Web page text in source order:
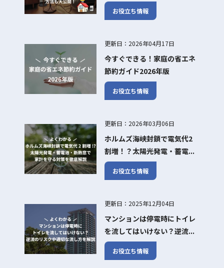
お役立ち情報
更新日：2026年04月17日
今すぐできる！家庭の省エネ
節約ガイド2026年版
お役立ち情報
更新日：2026年03月06日
ホルムズ海峡封鎖で電気代2
割増！？太陽光発電・蓄電...
お役立ち情報
更新日：2025年12月04日
マンションは停電時にトイレ
を流してはいけない？逆流...
お役立ち情報